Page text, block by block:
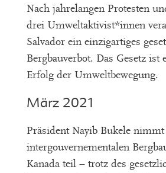
Nach jahrelangen Protesten
drei Umweltaktivist*innen
Salvador ein einzigartiges
Bergbauverbot. Das Gesetz ist
Erfolg der Umweltbewegung.
März 2021
Präsident Nayib Bukele
intergouvernementalen
Kanada teil – trotz des